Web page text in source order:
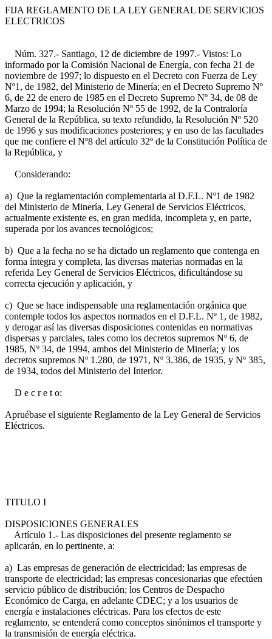
FIJA REGLAMENTO DE LA LEY GENERAL DE SERVICIOS
ELECTRICOS
Núm. 327.- Santiago, 12 de diciembre de 1997.- Vistos: Lo
informado por la Comisión Nacional de Energía, con fecha 21 de
noviembre de 1997; lo dispuesto en el Decreto con Fuerza de Ley
Nº1, de 1982, del Ministerio de Minería; en el Decreto Supremo Nº
6, de 22 de enero de 1985 en el Decreto Supremo Nº 34, de 08 de
Marzo de 1994; la Resolución Nº 55 de 1992, de la Contraloría
General de la República, su texto refundido, la Resolución Nº 520
de 1996 y sus modificaciones posteriores; y en uso de las facultades
que me confiere el Nº8 del artículo 32º de la Constitución Política de
la República, y
Considerando:
a) Que la reglamentación complementaria al D.F.L. Nº1 de 1982
del Ministerio de Minería, Ley General de Servicios Eléctricos,
actualmente existente es, en gran medida, incompleta y, en parte,
superada por los avances tecnológicos;
b) Que a la fecha no se ha dictado un reglamento que contenga en
forma íntegra y completa, las diversas materias normadas en la
referida Ley General de Servicios Eléctricos, dificultándose su
correcta ejecución y aplicación, y
c) Que se hace indispensable una reglamentación orgánica que
contemple todos los aspectos normados en el D.F.L. Nº 1, de 1982,
y derogar así las diversas disposiciones contenidas en normativas
dispersas y parciales, tales como los decretos supremos Nº 6, de
1985, Nº 34, de 1994, ambos del Ministerio de Minería; y los
decretos supremos Nº 1.280, de 1971, Nº 3.386, de 1935, y Nº 385,
de 1934, todos del Ministerio del Interior.
D e c r e t o:
Apruébase el siguiente Reglamento de la Ley General de Servicios
Eléctricos.
TITULO I
DISPOSICIONES GENERALES
Artículo 1.- Las disposiciones del presente reglamento se
aplicarán, en lo pertinente, a:
a) Las empresas de generación de electricidad; las empresas de
transporte de electricidad; las empresas concesionarias que efectúen
servicio público de distribución; los Centros de Despacho
Económico de Carga, en adelante CDEC; y a los usuarios de
energía e instalaciones eléctricas. Para los efectos de este
reglamento, se entenderá como conceptos sinónimos el transporte y
la transmisión de energía eléctrica.